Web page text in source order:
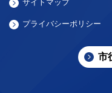
サイトマップ
プライバシーポリシー
市